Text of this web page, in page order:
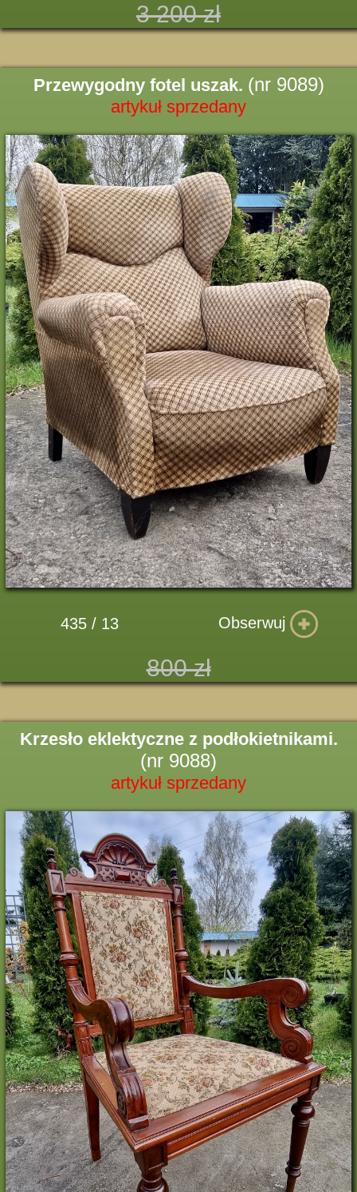
3 200 zł
Przewygodny fotel uszak. (nr 9089)
artykuł sprzedany
435 / 13 Obserwuj
800 zł
Krzesło eklektyczne z podłokietnikami.
(nr 9088)
artykuł sprzedany